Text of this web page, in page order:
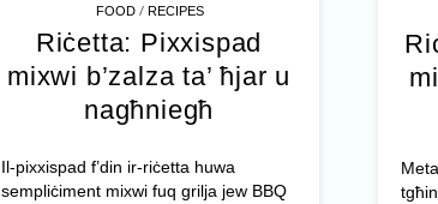
FOOD/ RECIPES
Riċetta: Pixxispad
mixwi b’zalza ta’ ħjar u
nagħniegħ
Il-pixxispad f’din ir-riċetta huwa
sempliċiment mixwi fuq grilja jew BBQ